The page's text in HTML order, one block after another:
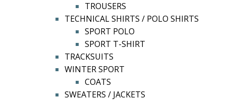
TROUSERS
TECHNICAL SHIRTS / POLO SHIRTS
SPORT POLO
SPORT T-SHIRT
TRACKSUITS
WINTER SPORT
COATS
SWEATERS / JACKETS